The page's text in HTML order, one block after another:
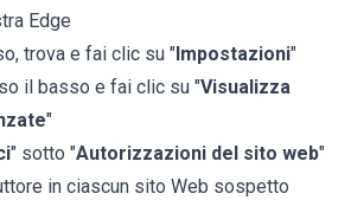
Edge
trova e fai clic su "Impostazioni"
il basso e fai clic su "Visualizza
"
" sotto "Autorizzazioni del sito web"
in ciascun sito Web sospetto